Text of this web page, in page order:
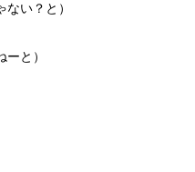
い？と）
と）